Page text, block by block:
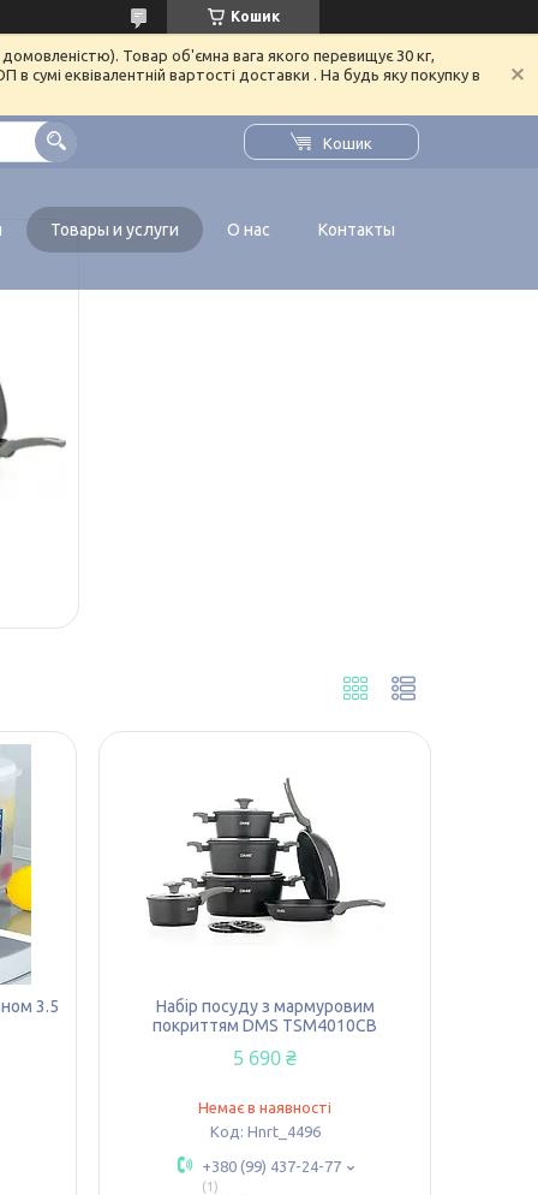
Кошик
Товар об'ємна вага якого перевищує 30 кг,
еквівалентній вартості доставки . На будь яку покупку в
Кошик
Товары и услуги О нас Контакты
3.5
Набір посуду з мармуровим
покриттям DMS TSM4010CB
5 690 ₴
Немає в наявності
Hnrt_4496
+380 (99) 437-24-77
1